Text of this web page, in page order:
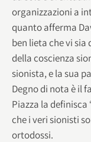
organizzazioni a
quanto afferma
ben lieta che vi
della coscienza
sionista, e la sua
Degno di nota è il
Piazza la
che i veri sionisti
ortodossi.